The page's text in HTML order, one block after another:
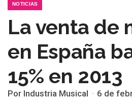
NOTICIAS
La venta de
en España
15% en 2013
Por Industria Musical 6 de